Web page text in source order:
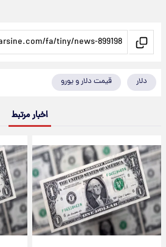
دلار قیمت دلار و یورو
اخبار مرتبط